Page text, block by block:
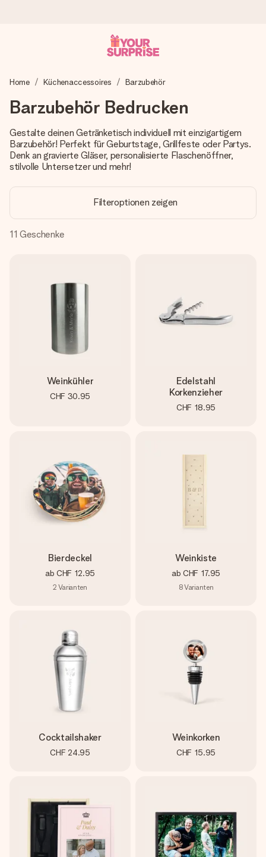
Wir bereiten dein Geschenk sorgfältig vor und schicken es
überreichen kannst, wenn es am meisten zählt.
4,7 (basierend auf +15.000 Bewertungen)
4,7 bei Google Reviews (Gesamtergebnis aller Länder, in
ihrem Namen, deinem Foto oder einer Nachricht von
Herzen. Kein Stress, nur pure Liebe für den perfekten
Home Küchenaccessoires Barzubehör
Barzubehör Bedrucken
Gestalte deinen Getränketisch individuell mit einzigartigem
Barzubehör! Perfekt für Geburtstage, Grillfeste oder Partys.
Denk an gravierte Gläser, personalisierte Flaschenöffner,
stilvolle Untersetzer und mehr!
Filteroptionen zeigen
11 Geschenke
Weinkühler
CHF 30.95
Edelstahl
Korkenzieher
CHF 18.95
Bierdeckel
ab CHF 12.95
2 Varianten
Weinkiste
ab CHF 17.95
8Varianten
Cocktailshaker
CHF 24.95
Weinkorken
CHF 15.95